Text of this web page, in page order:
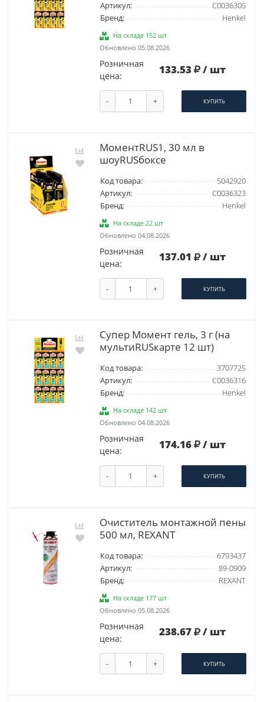
Артикул:
C0036305
Бренд:
Henkel
На складе 152 шт
Обновлено 05.08.2026
Розничная
цена:
133.53 / шт
- + КУПИТЬ
МоментRUS1, 30 мл в
шоуRUSбоксе
Код товара:
5042920
Артикул:
C0036323
Бренд:
Henkel
На складе 22 шт
Обновлено 04.08.2026
Розничная
цена:
137.01 / шт
- + КУПИТЬ
Супер Момент гель, 3 г (на
мультиRUSкарте 12 шт)
Код товара:
3707725
Артикул:
C0036316
Бренд:
Henkel
На складе 142 шт
Обновлено 04.08.2026
Розничная
цена:
174.16 / шт
- + КУПИТЬ
Очиститель монтажной пены
500 мл, REXANT
Код товара:
6793437
Артикул:
89-0909
Бренд:
REXANT
На складе 177 шт
Обновлено 05.08.2026
Розничная
цена:
238.67 / шт
- + КУПИТЬ